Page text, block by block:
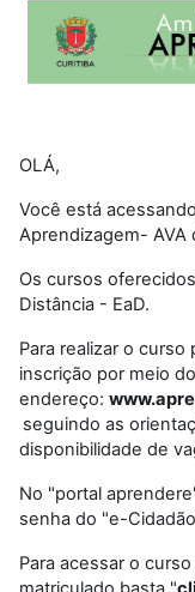
OLÁ,
Você está
Aprendizagem- AVA
Os cursos
Distância - EaD.
Para realizar o
inscrição por meio
endereço:
seguindo as
disponibilidade de
No "portal
senha do "e-
Para acessar o